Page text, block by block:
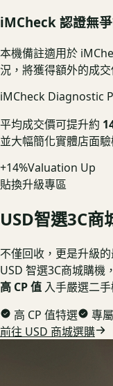
iMCheck 認證無
本機備註適用於
況，將獲得額外的成交
iMCheck Diagnostic
平均成交價可提升約
並大幅簡化實體店面驗
+14%Valuation Up
貼換升級專區
USD智選3C商
不僅回收，更是升級
USD 智選3C商城購機
高 CP 值 入手嚴選二手
高 CP 值特選
專
前往 USD 商城選購